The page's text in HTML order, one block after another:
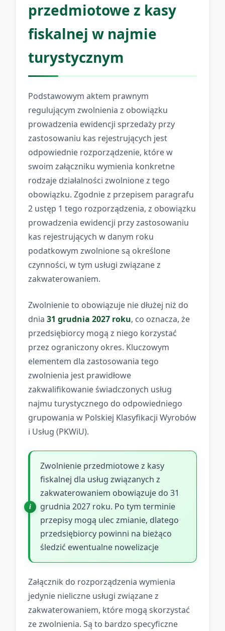
przedmiotowe z kasy
fiskalnej w najmie
turystycznym
Podstawowym aktem prawnym
regulującym zwolnienia z obowiązku
prowadzenia ewidencji sprzedaży przy
zastosowaniu kas rejestrujących jest
odpowiednie rozporządzenie, które w
swoim załączniku wymienia konkretne
rodzaje działalności zwolnione z tego
obowiązku. Zgodnie z przepisem paragrafu
2 ustęp 1 tego rozporządzenia, z obowiązku
prowadzenia ewidencji przy zastosowaniu
kas rejestrujących w danym roku
podatkowym zwolnione są określone
czynności, w tym usługi związane z
zakwaterowaniem.
Zwolnienie to obowiązuje nie dłużej niż do
dnia 31 grudnia 2027 roku, co oznacza, że
przedsiębiorcy mogą z niego korzystać
przez ograniczony okres. Kluczowym
elementem dla zastosowania tego
zwolnienia jest prawidłowe
zakwalifikowanie świadczonych usług
najmu turystycznego do odpowiedniego
grupowania w Polskiej Klasyfikacji Wyrobów
i Usług (PKWiU).
Zwolnienie przedmiotowe z kasy
fiskalnej dla usług związanych z
zakwaterowaniem obowiązuje do 31
grudnia 2027 roku. Po tym terminie
przepisy mogą ulec zmianie, dlatego
przedsiębiorcy powinni na bieżąco
śledzić ewentualne nowelizacje
Załącznik do rozporządzenia wymienia
jedynie nieliczne usługi związane z
zakwaterowaniem, które mogą skorzystać
ze zwolnienia. Są to bardzo specyficzne